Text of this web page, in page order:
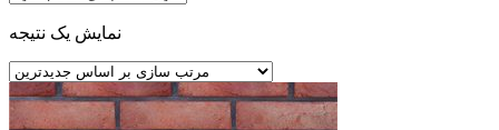
نمایش یک نتیجه